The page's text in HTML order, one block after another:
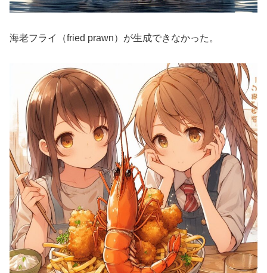
海老フライ（fried prawn）が生成できなかった。